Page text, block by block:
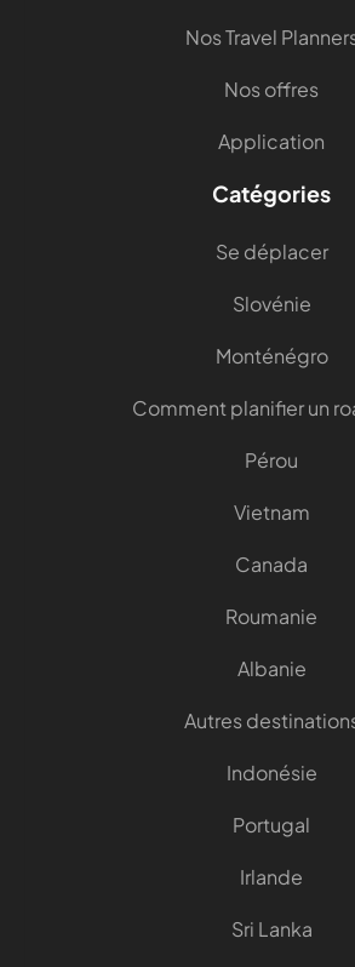
Nos Travel
Nos offres
Application
Catégories
Se déplacer
Slovénie
Monténégro
Comment planifier un
Pérou
Vietnam
Canada
Roumanie
Albanie
Autres
Indonésie
Portugal
Irlande
Sri Lanka